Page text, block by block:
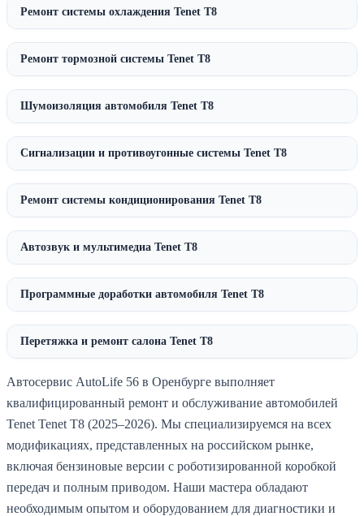
Ремонт системы охлаждения Tenet T8
Ремонт тормозной системы Tenet T8
Шумоизоляция автомобиля Tenet T8
Сигнализации и противоугонные системы Tenet T8
Ремонт системы кондиционирования Tenet T8
Автозвук и мультимедиа Tenet T8
Программные доработки автомобиля Tenet T8
Перетяжка и ремонт салона Tenet T8
Автосервис AutoLife 56 в Оренбурге выполняет
квалифицированный ремонт и обслуживание автомобилей
Tenet Tenet T8 (2025–2026). Мы специализируемся на всех
модификациях, представленных на российском рынке,
включая бензиновые версии с роботизированной коробкой
передач и полным приводом. Наши мастера обладают
необходимым опытом и оборудованием для диагностики и